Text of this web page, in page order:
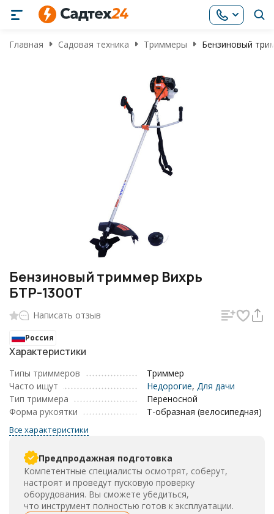
Главная Садовая техника Триммеры Бензиновый
Бензиновый триммер Вихрь
БТР-1300Т
Написать отзыв
Россия
Характеристики
Типы триммеров
Триммер
Часто ищут
Недорогие, Для дачи
Тип триммера
Переносной
Форма рукоятки
Т-образная (велосипедная)
Все характеристики
Предпродажная подготовка
Компетентные специалисты осмотрят, соберут,
настроят и проведут пусковую проверку
оборудования. Вы сможете убедиться,
что инструмент полностью готов к эксплуатации.